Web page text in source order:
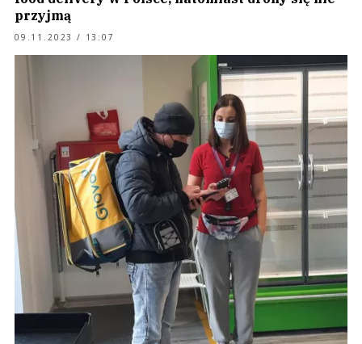
przyjmą
09.11.2023 / 13:07